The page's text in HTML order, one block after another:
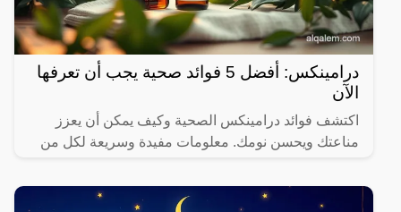
درامينكس: أفضل 5 فوائد صحية يجب أن تعرفها
الآن
اكتشف فوائد درامينكس الصحية وكيف يمكن أن يعزز
مناعتك ويحسن نومك. معلومات مفيدة وسريعة لكل من